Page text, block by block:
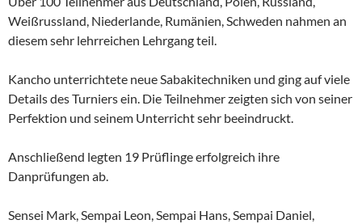
Weißrussland, Niederlande, Rumänien, Schweden nahmen an
diesem sehr lehrreichen Lehrgang teil.
Kancho unterrichtete neue Sabakitechniken und ging auf viele
Details des Turniers ein. Die Teilnehmer zeigten sich von seiner
Perfektion und seinem Unterricht sehr beeindruckt.
Anschließend legten 19 Prüflinge erfolgreich ihre
Danprüfungen ab.
Sensei Mark, Sempai Leon, Sempai Hans, Sempai Daniel,